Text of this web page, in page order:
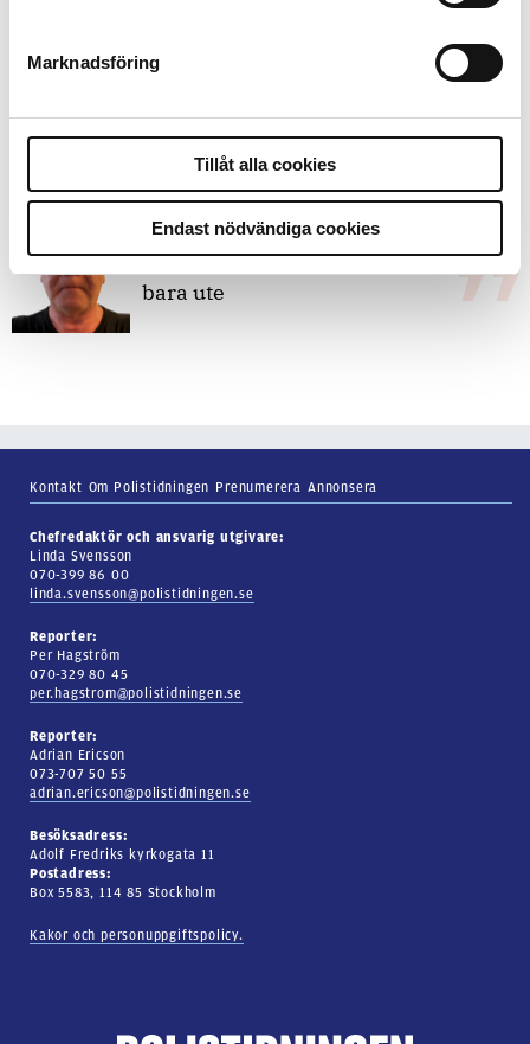
Marknadsföring
Tillåt alla cookies
Endast nödvändiga cookies
Debatt:Med för höga krav på evidens
kan polisen inte göra något alls
15 juni 2026
bara ute
Kontakt Om Polistidningen Prenumerera Annonsera
Chefredaktör och ansvarig utgivare:
Linda Svensson
070-399 86 00
linda.svensson@polistidningen.se
Reporter:
Per Hagström
070-329 80 45
per.hagstrom@polistidningen.se
Reporter:
Adrian Ericson
073-707 50 55
adrian.ericson@polistidningen.se
Besöksadress:
Adolf Fredriks kyrkogata 11
Postadress:
Box 5583, 114 85 Stockholm
Kakor och personuppgiftspolicy.